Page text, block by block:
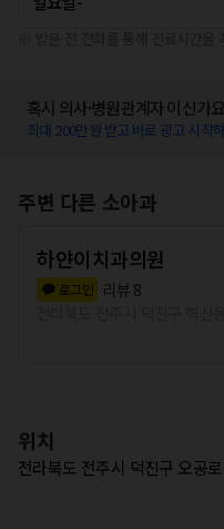
혹시 의사·병원관계자 이신가
최대 200만원 받고 바로 광고 시작
주변 다른 소아과
하얀이치과의원
로그인 리뷰 8
위치
전라북도 전주시 덕진구 오공